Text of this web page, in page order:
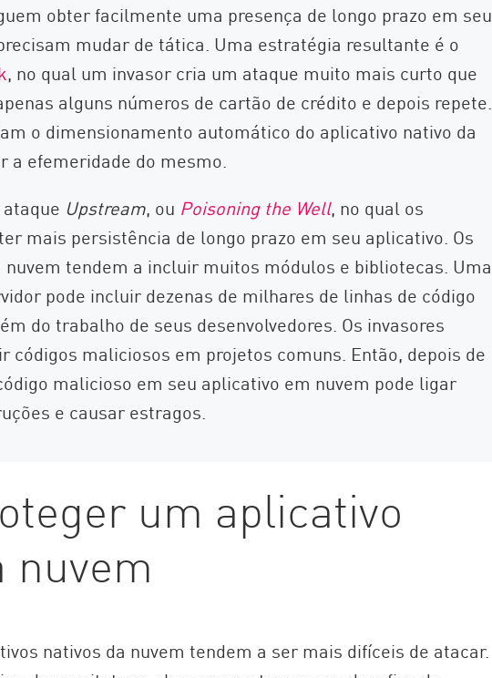
obter facilmente uma presença de longo prazo em seu
mudar de tática. Uma estratégia resultante é o
, no qual um invasor cria um ataque muito mais curto que
alguns números de cartão de crédito e depois repete.
o dimensionamento automático do aplicativo nativo da
a efemeridade do mesmo.
Upstream, ou Poisoning the Well, no qual os
mais persistência de longo prazo em seu aplicativo. Os
tendem a incluir muitos módulos e bibliotecas. Uma
pode incluir dezenas de milhares de linhas de código
do trabalho de seus desenvolvedores. Os invasores
códigos maliciosos em projetos comuns. Então, depois de
malicioso em seu aplicativo em nuvem pode ligar
e causar estragos.
um aplicativo
nuvem
nativos da nuvem tendem a ser mais difíceis de atacar.